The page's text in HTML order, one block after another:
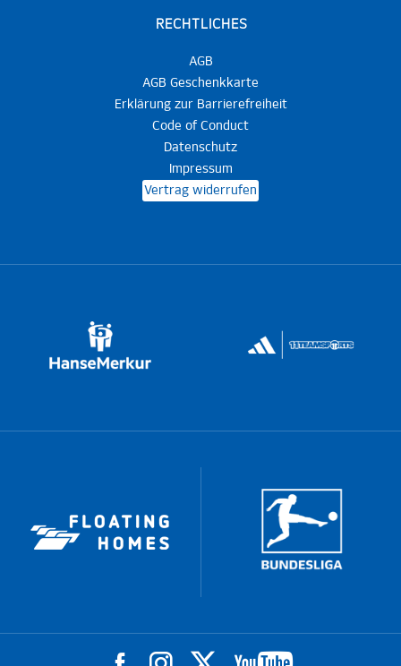
RECHTLICHES
AGB
AGB Geschenkkarte
Erklärung zur Barrierefreiheit
Code of Conduct
Datenschutz
Impressum
Vertrag widerrufen